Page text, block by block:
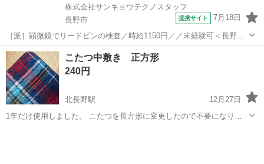
株式会社サンキョウテクノスタッフ
長野市
提携サイト 7月18日
［派］顕微鏡でリードピンの検査／時給1150円／／未経験可＜長野県
長野市＞ どんなお仕事？ 顕微鏡でリードピンの検査
━━━━━━━━━━━━━━━━━━━ ＼落ち着いて働ける人気の
お仕事です♪／ ◎日勤のみ×土日休みで生...
長野 長野市 その他
こたつ中敷き 正方形
240円
北長野駅
12月27日
1年だけ使用しました。 こたつを長方形に変更したので不要になりま